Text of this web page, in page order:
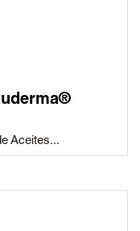
Aceites...